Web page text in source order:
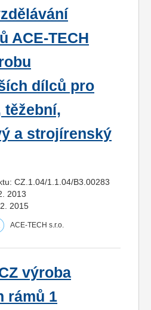
ACE-TECH
dílců pro
těžební,
a strojírenský
CZ.1.04/1.1.04/B3.00283
2013
2015
ACE-TECH s.r.o.
výroba
rámů 1